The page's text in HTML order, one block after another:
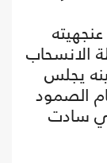
الانسحاب
يجلس
الصمود
سادت